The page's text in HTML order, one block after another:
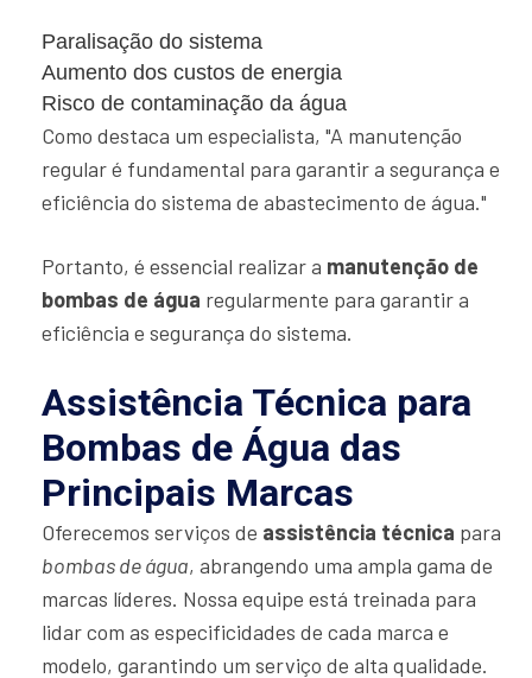
Paralisação do sistema
Aumento dos custos de energia
Risco de contaminação da água
Como destaca um especialista, "A manutenção
regular é fundamental para garantir a segurança e
eficiência do sistema de abastecimento de água."
Portanto, é essencial realizar a manutenção de
bombas de água regularmente para garantir a
eficiência e segurança do sistema.
Assistência Técnica para
Bombas de Água das
Principais Marcas
Oferecemos serviços de assistência técnica para
bombas de água, abrangendo uma ampla gama de
marcas líderes. Nossa equipe está treinada para
lidar com as especificidades de cada marca e
modelo, garantindo um serviço de alta qualidade.